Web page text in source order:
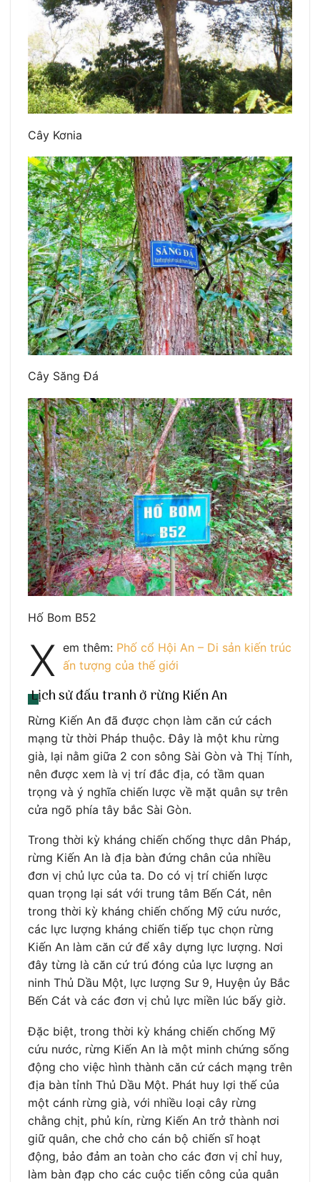
Cây Kơnia
Cây Săng Đá
Hố Bom B52
X em thêm: Phố cổ Hội An – Di sản kiến trúc
ấn tượng của thế giới
Lịch sử đấu tranh ở rừng Kiến An
Rừng Kiến An đã được chọn làm căn cứ cách
mạng từ thời Pháp thuộc. Đây là một khu rừng
già, lại nằm giữa 2 con sông Sài Gòn và Thị Tính,
nên được xem là vị trí đắc địa, có tầm quan
trọng và ý nghĩa chiến lược về mặt quân sự trên
cửa ngõ phía tây bắc Sài Gòn.
Trong thời kỳ kháng chiến chống thực dân Pháp,
rừng Kiến An là địa bàn đứng chân của nhiều
đơn vị chủ lực của ta. Do có vị trí chiến lược
quan trọng lại sát với trung tâm Bến Cát, nên
trong thời kỳ kháng chiến chống Mỹ cứu nước,
các lực lượng kháng chiến tiếp tục chọn rừng
Kiến An làm căn cứ để xây dựng lực lượng. Nơi
đây từng là căn cứ trú đóng của lực lượng an
ninh Thủ Dầu Một, lực lượng Sư 9, Huyện ủy Bắc
Bến Cát và các đơn vị chủ lực miền lúc bấy giờ.
Đặc biệt, trong thời kỳ kháng chiến chống Mỹ
cứu nước, rừng Kiến An là một minh chứng sống
động cho việc hình thành căn cứ cách mạng trên
địa bàn tỉnh Thủ Dầu Một. Phát huy lợi thế của
một cánh rừng già, với nhiều loại cây rừng
chằng chịt, phủ kín, rừng Kiến An trở thành nơi
giữ quân, che chở cho cán bộ chiến sĩ hoạt
động, bảo đảm an toàn cho các đơn vị chỉ huy,
làm bàn đạp cho các cuộc tiến công của quân